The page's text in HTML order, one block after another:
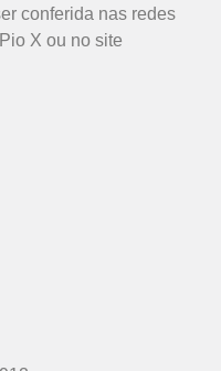
conferida nas redes
X ou no site